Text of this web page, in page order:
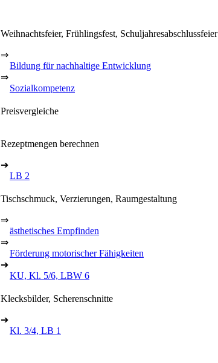
Weihnachtsfeier, Frühlingsfest, Schuljahresabschlussfeier
⇒
Bildung für nachhaltige Entwicklung
⇒
Sozialkompetenz
Preisvergleiche
Rezeptmengen berechnen
➔
LB 2
Tischschmuck, Verzierungen, Raumgestaltung
⇒
ästhetisches Empfinden
⇒
Förderung motorischer Fähigkeiten
➔
KU, Kl. 5/6, LBW 6
Klecksbilder, Scherenschnitte
➔
Kl. 3/4, LB 1